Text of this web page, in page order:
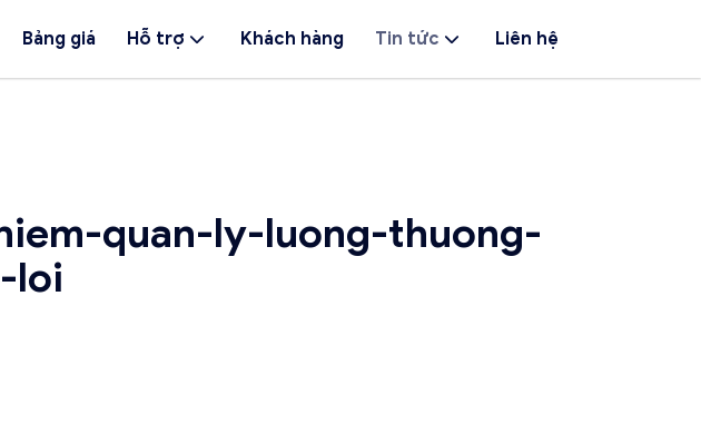
Bảng giá Hỗ trợ Khách hàng Tin tức Liên hệ
quan-ly-luong-thuong-
loi